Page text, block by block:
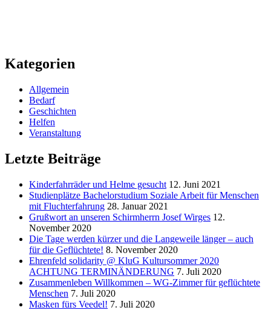
Kategorien
Allgemein
Bedarf
Geschichten
Helfen
Veranstaltung
Letzte Beiträge
Kinderfahrräder und Helme gesucht 12. Juni 2021
Studienplätze Bachelorstudium Soziale Arbeit für Menschen
mit Fluchterfahrung 28. Januar 2021
Grußwort an unseren Schirmherrn Josef Wirges 12.
November 2020
Die Tage werden kürzer und die Langeweile länger – auch
für die Geflüchtete! 8. November 2020
Ehrenfeld solidarity @ KluG Kultursommer 2020
ACHTUNG TERMINÄNDERUNG 7. Juli 2020
Zusammenleben Willkommen – WG-Zimmer für geflüchtete
Menschen 7. Juli 2020
Masken fürs Veedel! 7. Juli 2020